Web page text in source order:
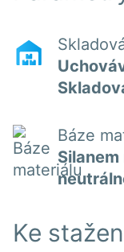
Báze
Ke